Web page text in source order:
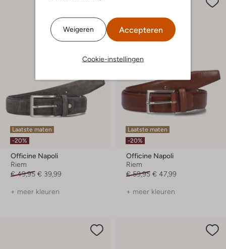
Weigeren Accepteren
Cookie-instellingen
Laatste maten
-20%
Officine Napoli
Riem
€ 49,95 € 39,99
+ meer kleuren
Laatste maten
-20%
Officine Napoli
Riem
€ 59,95 € 47,99
+ meer kleuren